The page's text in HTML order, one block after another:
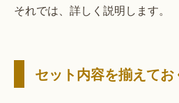
それでは、詳しく説明します。
セット内容を揃えてお